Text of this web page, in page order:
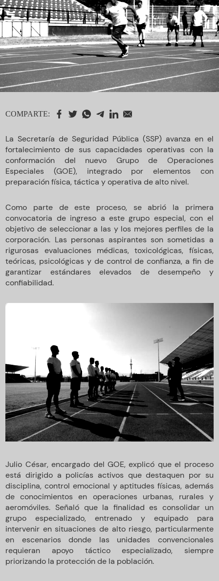
COMPARTE:
La Secretaría de Seguridad Pública (SSP) avanza en el
fortalecimiento de sus capacidades operativas con la
conformación del nuevo Grupo de Operaciones
Especiales (GOE), integrado por elementos con
preparación física, táctica y operativa de alto nivel.
Como parte de este proceso, se abrió la primera
convocatoria de ingreso a este grupo especial, con el
objetivo de seleccionar a las y los mejores perfiles de la
corporación. Las personas aspirantes son sometidas a
rigurosas evaluaciones médicas, toxicológicas, físicas,
teóricas, psicológicas y de control de confianza, a fin de
garantizar estándares elevados de desempeño y
confiabilidad.
Julio César, encargado del GOE, explicó que el proceso
está dirigido a policías activos que destaquen por su
disciplina, control emocional y aptitudes físicas, además
de conocimientos en operaciones urbanas, rurales y
aeromóviles. Señaló que la finalidad es consolidar un
grupo especializado, entrenado y equipado para
intervenir en situaciones de alto riesgo, particularmente
en escenarios donde las unidades convencionales
requieran apoyo táctico especializado, siempre
priorizando la protección de la población.